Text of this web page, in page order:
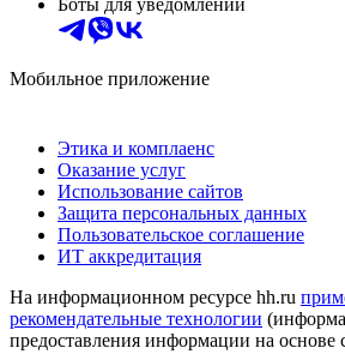
Мобильное приложение
Этика и комплаенс
Оказание услуг
Использование сайтов
Защита персональных данных
Пользовательское соглашение
ИТ аккредитация
На информационном ресурсе hh.ru
рекомендательные технологии
предоставления информации на основе